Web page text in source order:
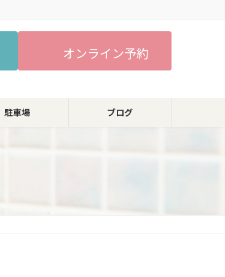
オンライン予約
駐車場 ブログ